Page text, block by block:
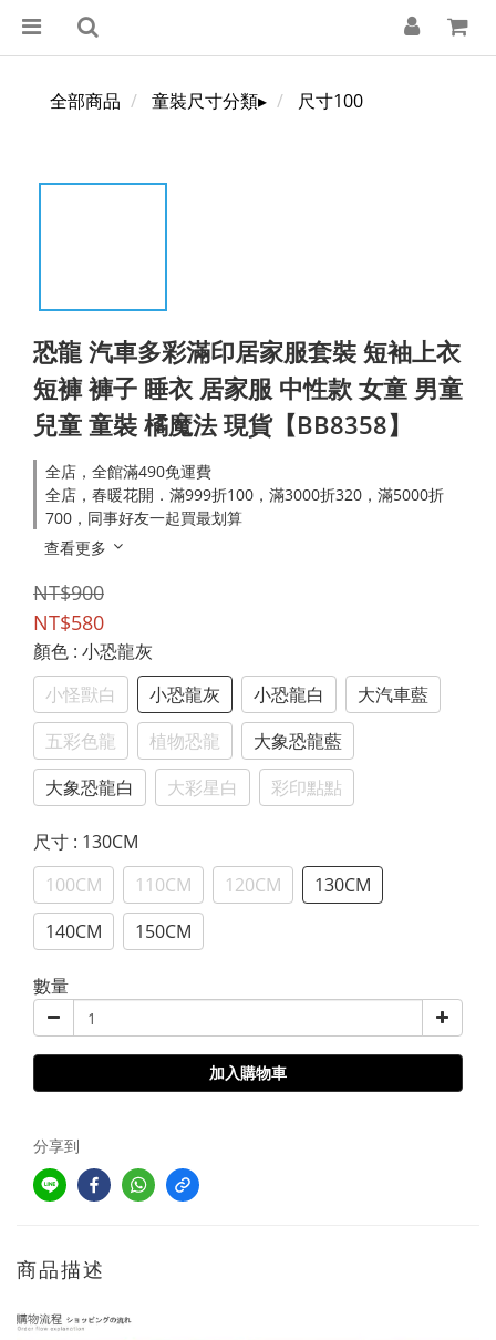
全部商品 童裝尺寸分類▸ 尺寸100
恐龍 汽車多彩滿印居家服套裝 短袖上衣
短褲 褲子 睡衣 居家服 中性款 女童 男童
兒童 童裝 橘魔法 現貨【BB8358】
全店，全館滿490免運費
全店，春暖花開．滿999折100，滿3000折320，滿5000折
700，同事好友一起買最划算
查看更多
NT$900
NT$580
顏色 : 小恐龍灰
小怪獸白
小恐龍灰 小恐龍白
大汽車藍
五彩色龍
植物恐龍
大象恐龍藍
大象恐龍白
大彩星白 彩印點點
尺寸 : 130CM
100CM
110CM 120CM
130CM
140CM
150CM
數量
加入購物車
分享到
商品描述